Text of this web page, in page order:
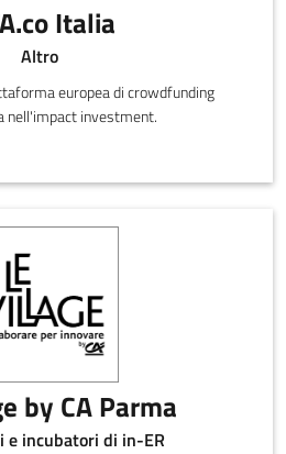
Italia
Altro
europea di crowdfunding
nell'impact investment.
by CA Parma
e incubatori di in-ER